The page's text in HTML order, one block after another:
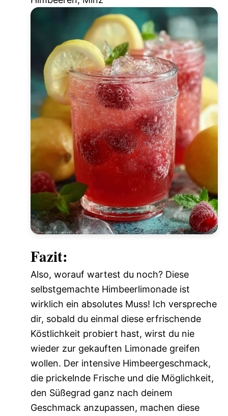
Fazit:
Also, worauf wartest du noch? Diese
selbstgemachte Himbeerlimonade ist
wirklich ein absolutes Muss! Ich verspreche
dir, sobald du einmal diese erfrischende
Köstlichkeit probiert hast, wirst du nie
wieder zur gekauften Limonade greifen
wollen. Der intensive Himbeergeschmack,
die prickelnde Frische und die Möglichkeit,
den Süßegrad ganz nach deinem
Geschmack anzupassen, machen diese